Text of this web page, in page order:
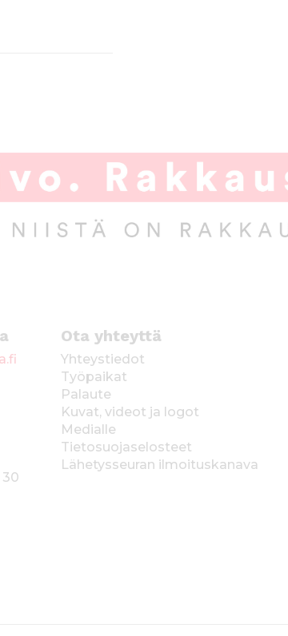
30
Ota yhteyttä
Yhteystiedot
Työpaikat
Palaute
Kuvat, videot ja logot
Medialle
Tietosuojaselosteet
Lähetysseuran ilmoituskanava